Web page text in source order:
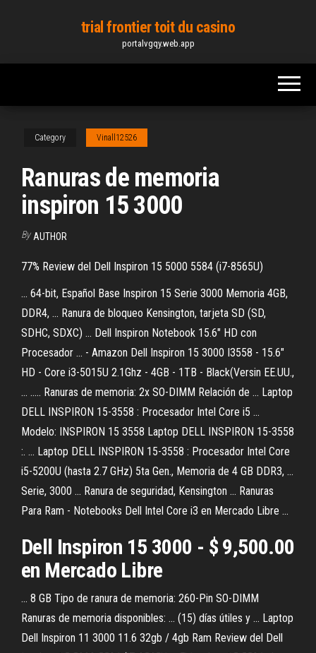
content
trial frontier toit du casino
portalvgqy.web.app
Category Vinall12526
Ranuras de memoria
inspiron 15 3000
By AUTHOR
77% Review del Dell Inspiron 15 5000 5584 (i7-8565U)
... 64-bit, Español Base Inspiron 15 Serie 3000 Memoria 4GB,
DDR4, ... Ranura de bloqueo Kensington, tarjeta SD (SD,
SDHC, SDXC) ... Dell Inspiron Notebook 15.6" HD con
Procesador ... - Amazon Dell Inspiron 15 3000 I3558 - 15.6"
HD - Core i3-5015U 2.1Ghz - 4GB - 1TB - Black(Versin EE.UU.,
… ..... Ranuras de memoria: 2x SO-DIMM Relación de ... Laptop
DELL INSPIRON 15-3558 : Procesador Intel Core i5 ...
Modelo: INSPIRON 15 3558 Laptop DELL INSPIRON 15-3558
:. ... Laptop DELL INSPIRON 15-3558 : Procesador Intel Core
i5-5200U (hasta 2.7 GHz) 5ta Gen., Memoria de 4 GB DDR3, ...
Serie, 3000 ... Ranura de seguridad, Kensington ... Ranuras
Para Ram - Notebooks Dell Intel Core i3 en Mercado Libre ...
Dell Inspiron 15 3000 - $ 9,500.00
en Mercado Libre
... 8 GB Tipo de ranura de memoria: 260-Pin SO-DIMM
Ranuras de memoria disponibles: ... (15) días útiles y ... Laptop
Dell Inspiron 11 3000 11.6 32gb / 4gb Ram Review del Dell